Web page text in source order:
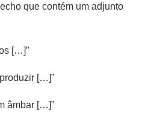
que contém um adjunto
[…]”
[…]”
âmbar […]”